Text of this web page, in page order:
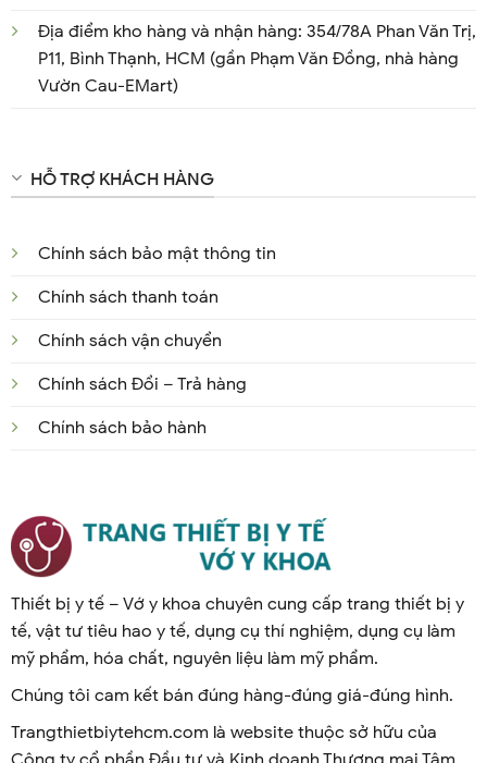
Địa điểm kho hàng và nhận hàng: 354/78A Phan Văn Trị,
P11, Bình Thạnh, HCM (gần Phạm Văn Đồng, nhà hàng
Vườn Cau-EMart)
HỖ TRỢ KHÁCH HÀNG
Chính sách bảo mật thông tin
Chính sách thanh toán
Chính sách vận chuyển
Chính sách Đổi – Trả hàng
Chính sách bảo hành
Thiết bị y tế – Vớ y khoa chuyên cung cấp trang thiết bị y
tế, vật tư tiêu hao y tế, dụng cụ thí nghiệm, dụng cụ làm
mỹ phẩm, hóa chất, nguyên liệu làm mỹ phẩm.
Chúng tôi cam kết bán đúng hàng-đúng giá-đúng hình.
Trangthietbiytehcm.com là website thuộc sở hữu của